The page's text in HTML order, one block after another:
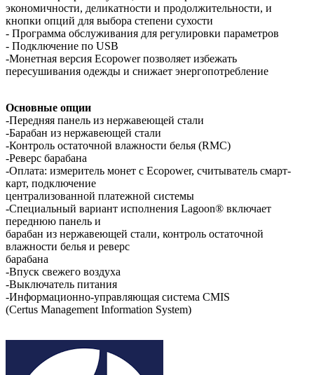
экономичности, деликатности и продолжительности, и
кнопки опций для выбора степени сухости
- Программа обслуживания для регулировки параметров
- Подключение по USB
-Монетная версия Ecopower позволяет избежать
пересушивания одежды и снижает энергопотребление
Основные опции
-Передняя панель из нержавеющей стали
-Барабан из нержавеющей стали
-Контроль остаточной влажности белья (RMC)
-Реверс барабана
-Оплата: измеритель монет с Ecopower, считыватель смарт-
карт, подключение
централизованной платежной системы
-Специальный вариант исполнения Lagoon® включает
переднюю панель и
барабан из нержавеющей стали, контроль остаточной
влажности белья и реверс
барабана
-Впуск свежего воздуха
-Выключатель питания
-Информационно-управляющая система CMIS
(Certus Management Information System)